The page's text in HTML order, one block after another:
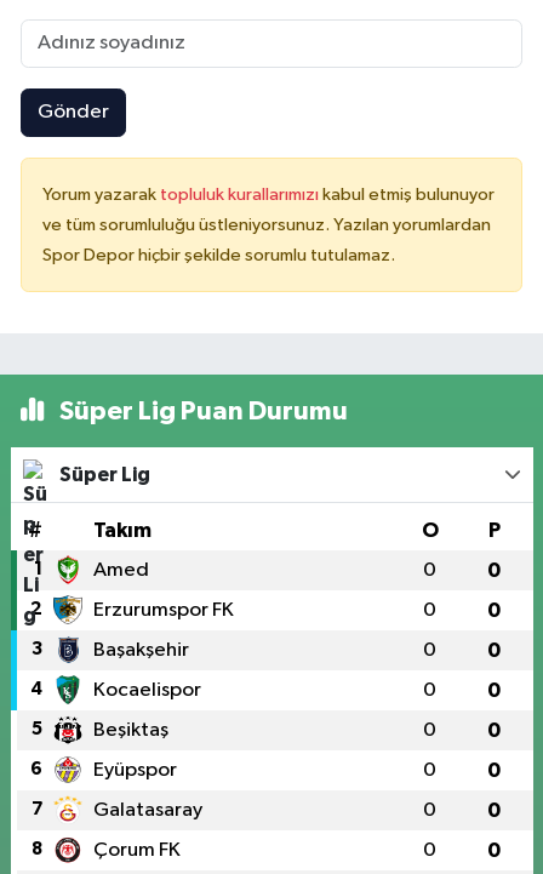
Gönder
Yorum yazarak topluluk kurallarımızı kabul etmiş bulunuyor
ve tüm sorumluluğu üstleniyorsunuz. Yazılan yorumlardan
Spor Depor hiçbir şekilde sorumlu tutulamaz.
Süper Lig Puan Durumu
Süper Lig
# Takım O P
1 Amed 0 0
2 Erzurumspor FK 0 0
3 Başakşehir 0 0
4 Kocaelispor 0 0
5 Beşiktaş 0 0
6 Eyüpspor 0 0
7 Galatasaray 0 0
8 Çorum FK 0 0